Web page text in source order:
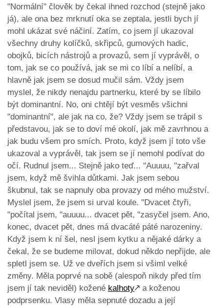
"Normální" člověk by čekal ihned rozchod (stejně jako
já), ale ona bez mrknutí oka se zeptala, jestli bych jí
mohl ukázat své náčiní. Zatím, co jsem jí ukazoval
všechny druhy kolíčků, skřipců, gumových hadic,
obojků, bicích nástrojů a provazů, sem jí vyprávěl, o
tom, jak se co používá, jak se mi co líbí a nelíbí, a
hlavně jak jsem se dosud mučil sám. Vždy jsem
myslel, že nikdy nenajdu partnerku, které by se líbilo
být dominantní. No, oni chtějí být vesměs všichni
"dominantní", ale jak na co, že? Vždy jsem se trápil s
představou, jak se to doví mé okolí, jak mě zavrhnou a
jak budu všem pro smích. Proto, když jsem jí toto vše
ukazoval a vyprávěl, tak jsem se jí nemohl podívat do
očí. Rudnul jsem... Stejně jako teď... "Auuuu, "zařval
jsem, když mě švihla důtkami. Jak jsem sebou
škubnul, tak se napnuly oba provazy od mého mužství.
Myslel jsem, že jsem si urval koule. "Dvacet čtyři,
"počítal jsem, "auuuu... dvacet pět, "zasyčel jsem. Ano,
konec, dvacet pět, dnes má dvacáté páté narozeniny.
Když jsem k ní šel, nesl jsem kytku a nějaké dárky a
čekal, že se budeme milovat, dokud někdo nepřijde, ale
spletl jsem se. Už ve dveřích jsem si všiml velké
změny. Měla poprvé na sobě (alespoň nikdy před tím
jsem jí tak neviděl) kožené kalhoty🡕 a koženou
podprsenku. Vlasy měla sepnuté dozadu a její